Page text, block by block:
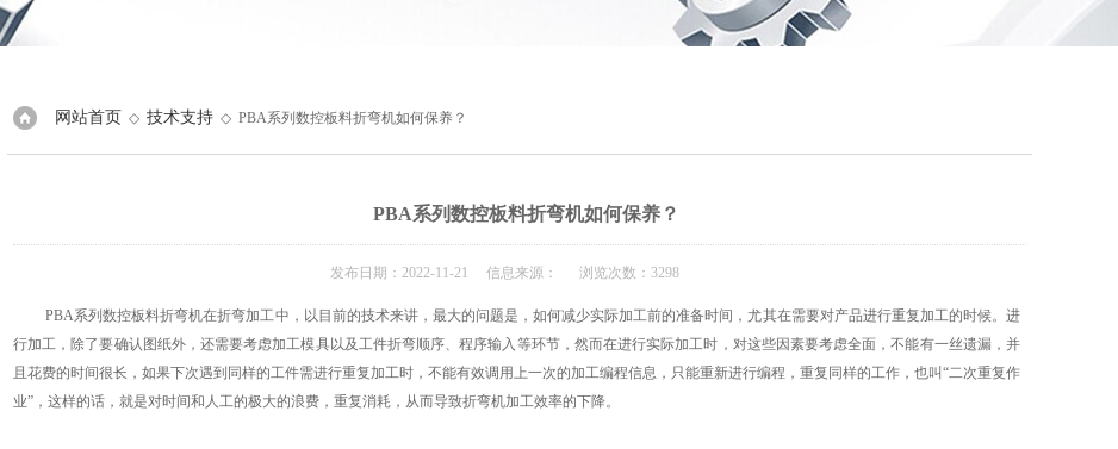
网站首页 ◇ 技术支持 ◇ PBA系列数控板料折弯机如何保养？
PBA系列数控板料折弯机如何保养？
发布日期：2022-11-21 信息来源： 浏览次数：3298
PBA系列数控板料折弯机在折弯加工中，以目前的技术来讲，最大的问题是，如何减少实际加工前的准备时间，尤其在需要对产品进行重复加工的时候。进
行加工，除了要确认图纸外，还需要考虑加工模具以及工件折弯顺序、程序输入等环节，然而在进行实际加工时，对这些因素要考虑全面，不能有一丝遗漏，并
且花费的时间很长，如果下次遇到同样的工件需进行重复加工时，不能有效调用上一次的加工编程信息，只能重新进行编程，重复同样的工作，也叫“二次重复作
业”，这样的话，就是对时间和人工的极大的浪费，重复消耗，从而导致折弯机加工效率的下降。